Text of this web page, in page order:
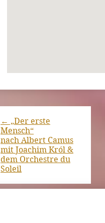
← „Der erste
Mensch“
nach Albert Camus
mit Joachim Król &
dem Orchestre du
Soleil